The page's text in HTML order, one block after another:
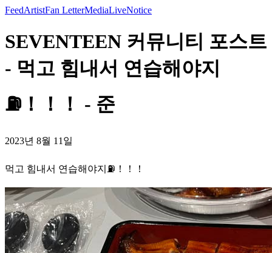
FeedArtistFan LetterMediaLiveNotice
SEVENTEEN 커뮤니티 포스트
- 먹고 힘내서 연습해야지
⛽️！！！ - 준
2023년 8월 11일
먹고 힘내서 연습해야지⛽️！！！